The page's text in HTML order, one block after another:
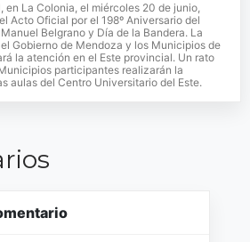
en La Colonia, el miércoles 20 de junio,
Acto Oficial por el 198º Aniversario del
Belgrano y Día de la Bandera. La
Gobierno de Mendoza y los Municipios de
la atención en el Este provincial. Un rato
participantes realizarán la
aulas del Centro Universitario del Este.